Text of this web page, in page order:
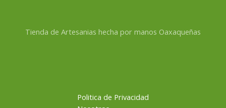
Tienda de Artesanias hecha por manos Oaxaqueñas
Politica de Privacidad